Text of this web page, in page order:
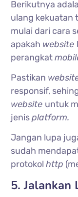
Berikutnya
ulang kekuatan
mulai dari cara
apakah website
perangkat
Pastikan
responsif,
website untuk
jenisplatform.
Jangan lupa
sudah
protokolhttp
5. Jalankan